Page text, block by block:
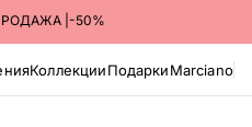
|-50%
КоллекцииПодаркиMarciano